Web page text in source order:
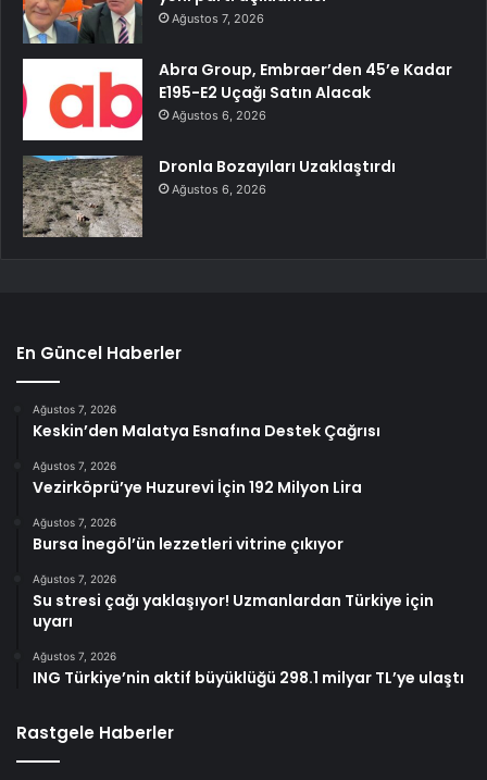
Ağustos 7, 2026
Abra Group, Embraer’den 45’e Kadar
E195-E2 Uçağı Satın Alacak
Ağustos 6, 2026
Dronla Bozayıları Uzaklaştırdı
Ağustos 6, 2026
En Güncel Haberler
Ağustos 7, 2026
Keskin’den Malatya Esnafına Destek Çağrısı
Ağustos 7, 2026
Vezirköprü’ye Huzurevi İçin 192 Milyon Lira
Ağustos 7, 2026
Bursa İnegöl’ün lezzetleri vitrine çıkıyor
Ağustos 7, 2026
Su stresi çağı yaklaşıyor! Uzmanlardan Türkiye için
uyarı
Ağustos 7, 2026
ING Türkiye’nin aktif büyüklüğü 298.1 milyar TL’ye ulaştı
Rastgele Haberler